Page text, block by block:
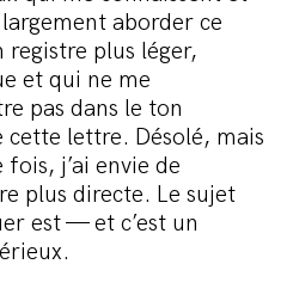
aborder ce
registre plus léger,
et qui ne me
pas dans le ton
lettre. Désolé, mais
j’ai envie de
plus directe. Le sujet
est — et c’est un